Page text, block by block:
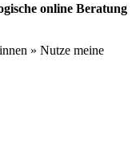
online Beratung
» Nutze meine